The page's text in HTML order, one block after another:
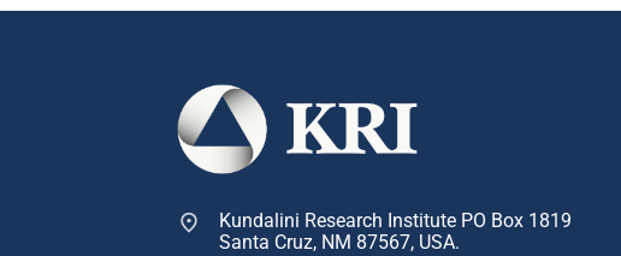
Kundalini Research Institute PO Box 1819
Santa Cruz, NM 87567, USA.